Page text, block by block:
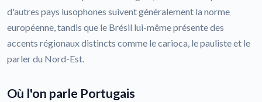
d'autres pays lusophones suivent généralement la norme
européenne, tandis que le Brésil lui-même présente des
accents régionaux distincts comme le carioca, le pauliste et le
parler du Nord-Est.
Où l'on parle Portugais